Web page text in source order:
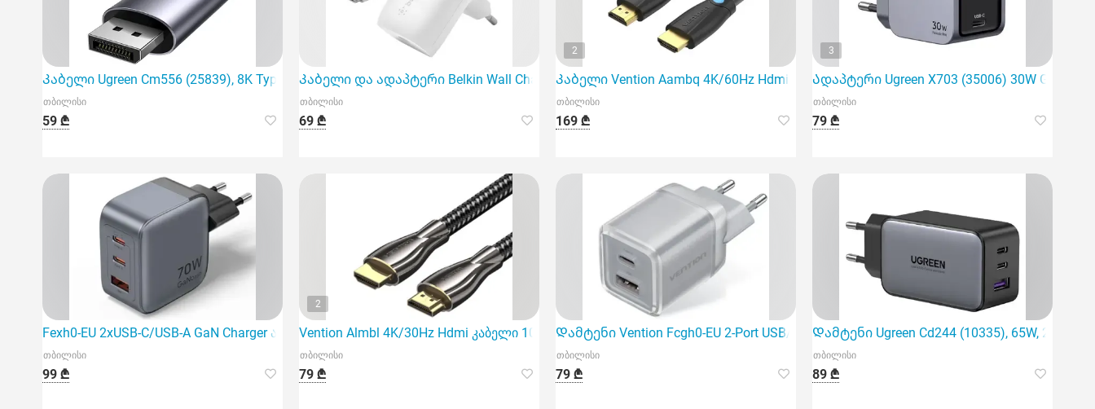
Კაბელი Ugreen Cm556 (25839), 8K Type C to DisplayPort,
თბილისი
59 ₾
Კაბელი და ადაპტერი Belkin Wall Charger 30W USB-C PD PPS, 1M
თბილისი
69 ₾
2
Კაბელი Vention Aambq 4K/60Hz Hdmi Cable 20m Black
თბილისი
169 ₾
3
Ადაპტერი Ugreen X703 (35006) 30W Grey
თბილისი
79 ₾
Fexh0-EU 2xUSB-C/USB-A GaN Charger არის მძლავრი და ინოვაციური დამტენი
თბილისი
99 ₾
2
Vention Almbl 4K/30Hz Hdmi კაბელი 10მ შავი ფერის არის იდეალური არჩევანი სტაბილური ციფრული სიგნალის გ
თბილისი
79 ₾
Დამტენი Vention Fcgh0-EU 2-Port USB/USB-C GaN Charger (70W/2
თბილისი
79 ₾
Დამტენი Ugreen Cd244 (10335), 65W, 2xUSB-C,
თბილისი
89 ₾